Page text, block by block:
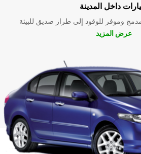
داخل المدينة
وموفر للوقود إلى طراز صديق للبيئة
عرض المزيد